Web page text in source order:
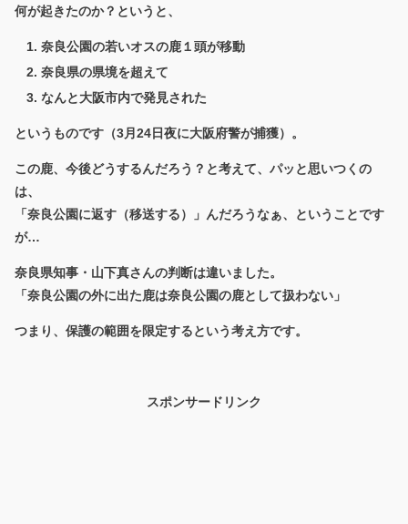
何が起きたのか？というと、
奈良公園の若いオスの鹿１頭が移動
奈良県の県境を超えて
なんと大阪市内で発見された
というものです（3月24日夜に大阪府警が捕獲）。
この鹿、今後どうするんだろう？と考えて、パッと思いつくの
は、
「奈良公園に返す（移送する）」んだろうなぁ、ということです
が…
奈良県知事・山下真さんの判断は違いました。
「奈良公園の外に出た鹿は奈良公園の鹿として扱わない」
つまり、保護の範囲を限定するという考え方です。
スポンサードリンク